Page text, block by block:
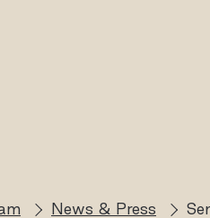
News & Press